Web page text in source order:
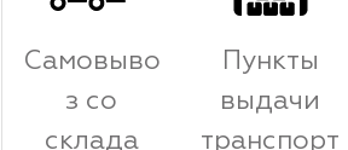
Самовыво
з со
склада
Пункты
выдачи
транспорт